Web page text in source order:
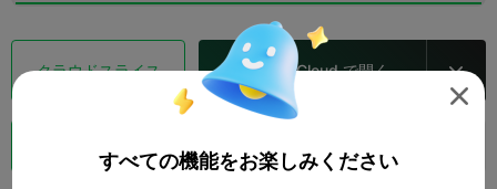
クラウドスライス Creality Cloud で開く 

すべての機能をお楽しみください